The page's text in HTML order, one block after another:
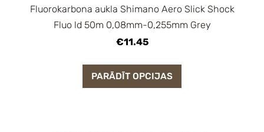
Fluorokarbona aukla Shimano Aero Slick Shock
Fluo ld 50m 0,08mm-0,255mm Grey
€11.45
PARĀDĪT OPCIJAS